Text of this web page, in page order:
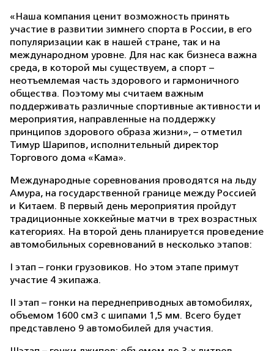
«Наша компания ценит возможность принять
участие в развитии зимнего спорта в России, в его
популяризации как в нашей стране, так и на
международном уровне. Для нас как бизнеса важна
среда, в которой мы существуем, а спорт –
неотъемлемая часть здорового и гармоничного
общества. Поэтому мы считаем важным
поддерживать различные спортивные активности и
мероприятия, направленные на поддержку
принципов здорового образа жизни», – отметил
Тимур Шарипов, исполнительный директор
Торгового дома «Кама».
Международные соревнования проводятся на льду
Амура, на государственной границе между Россией
и Китаем. В первый день мероприятия пройдут
традиционные хоккейные матчи в трех возрастных
категориях. На второй день планируется проведение
автомобильных соревнований в несколько этапов:
I этап – гонки грузовиков. Но этом этапе примут
участие 4 экипажа.
II этап – гонки на переднеприводных автомобилях,
объемом 1600 см3 с шипами 1,5 мм. Всего будет
представлено 9 автомобилей для участия.